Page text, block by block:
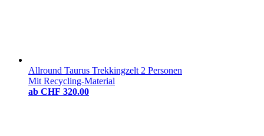
Allround Taurus Trekkingzelt 2 Personen
Mit Recycling-Material
ab CHF 320.00